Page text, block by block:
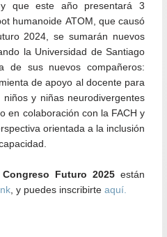
y que este año presentará 3
humanoide ATOM, que causó
2024, se sumarán nuevos
la Universidad de Santiago
de sus nuevos compañeros:
de apoyo al docente para
y niñas neurodivergentes
en colaboración con la FACH y
orientada a la inclusión
Congreso Futuro 2025 están
, y puedes inscribirte aquí.